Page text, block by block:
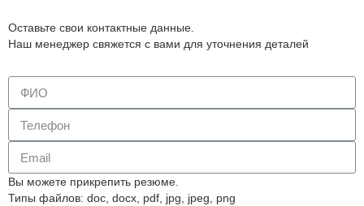
Оставьте свои контактные данные.
Наш менеджер свяжется с вами для уточнения деталей
Вы можете прикрепить резюме.
Типы файлов: doc, docx, pdf, jpg, jpeg, png